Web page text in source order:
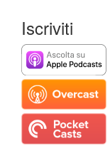
Iscriviti